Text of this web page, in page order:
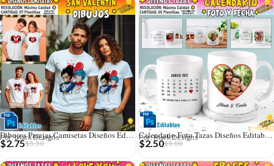
Dibujos Parejas Camisetas Diseños Editables
Por: Mark Designs
$5.50
$2.75
Calendario Foto Tazas Diseños Editables con Fechas
Por: Mark Designs
$5.00
$2.50